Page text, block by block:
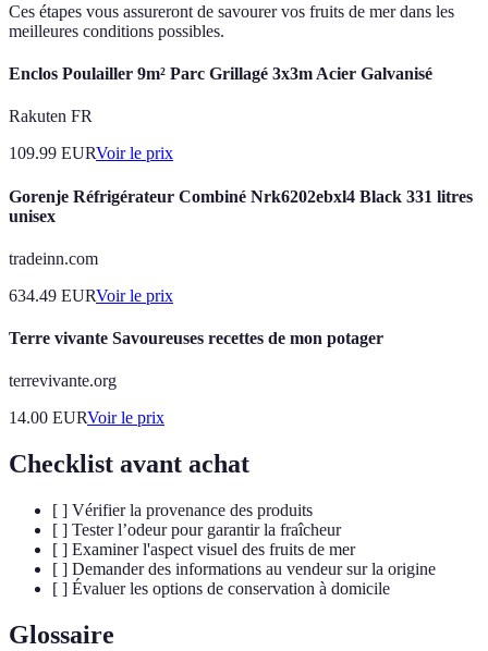
Ces étapes vous assureront de savourer vos fruits de mer dans les
meilleures conditions possibles.
Enclos Poulailler 9m² Parc Grillagé 3x3m Acier Galvanisé
Rakuten FR
109.99 EURVoir le prix
Gorenje Réfrigérateur Combiné Nrk6202ebxl4 Black 331 litres
unisex
tradeinn.com
634.49 EURVoir le prix
Terre vivante Savoureuses recettes de mon potager
terrevivante.org
14.00 EURVoir le prix
Checklist avant achat
[ ] Vérifier la provenance des produits
[ ] Tester l’odeur pour garantir la fraîcheur
[ ] Examiner l'aspect visuel des fruits de mer
[ ] Demander des informations au vendeur sur la origine
[ ] Évaluer les options de conservation à domicile
Glossaire